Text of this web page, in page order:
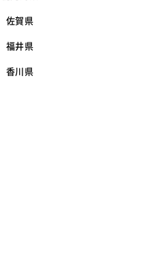
佐賀県
福井県
香川県